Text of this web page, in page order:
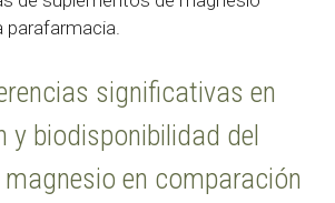
parafarmacia.
significativas en
y biodisponibilidad del
en comparación